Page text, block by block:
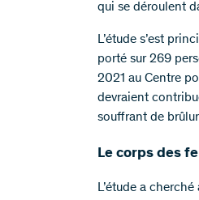
qui se déroulent
L’étude s’est
porté sur 269
2021 au Centre
devraient
souffrant de
Le corps des
L’étude a